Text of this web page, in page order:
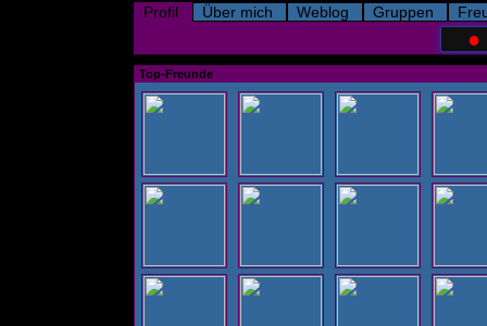
Profil Über mich Weblog Gruppen
●
Top-Freunde